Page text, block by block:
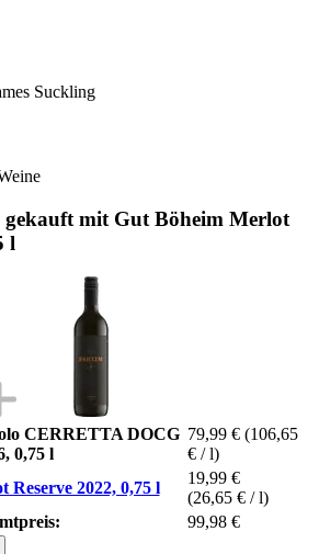
Suckling
gekauft mit Gut Böheim Merlot
l
CERRETTA DOCG
0,75 l
79,99 € (106,65
€ / l)
Reserve 2022, 0,75 l
19,99 €
(26,65 € / l)
99,98 €